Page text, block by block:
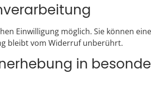
Einwilligung möglich. Sie können
bleibt vom Widerruf unberührt.
in